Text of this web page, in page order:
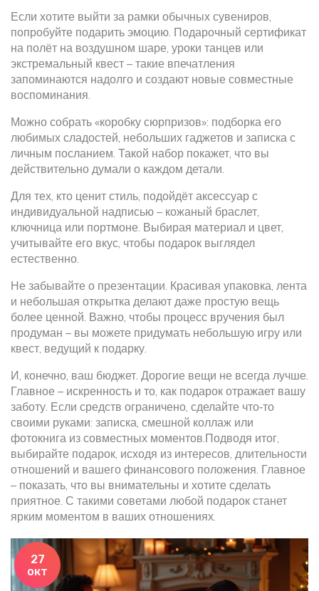
Если хотите выйти за рамки обычных сувениров,
попробуйте подарить эмоцию. Подарочный сертификат
на полёт на воздушном шаре, уроки танцев или
экстремальный квест – такие впечатления
запоминаются надолго и создают новые совместные
воспоминания.
Можно собрать «коробку сюрпризов»: подборка его
любимых сладостей, небольших гаджетов и записка с
личным посланием. Такой набор покажет, что вы
действительно думали о каждом детали.
Для тех, кто ценит стиль, подойдёт аксессуар с
индивидуальной надписью – кожаный браслет,
ключница или портмоне. Выбирая материал и цвет,
учитывайте его вкус, чтобы подарок выглядел
естественно.
Не забывайте о презентации. Красивая упаковка, лента
и небольшая открытка делают даже простую вещь
более ценной. Важно, чтобы процесс вручения был
продуман – вы можете придумать небольшую игру или
квест, ведущий к подарку.
И, конечно, ваш бюджет. Дорогие вещи не всегда лучше.
Главное – искренность и то, как подарок отражает вашу
заботу. Если средств ограничено, сделайте что‑то
своими руками: записка, смешной коллаж или
фотокнига из совместных моментов.Подводя итог,
выбирайте подарок, исходя из интересов, длительности
отношений и вашего финансового положения. Главное
– показать, что вы внимательны и хотите сделать
приятное. С такими советами любой подарок станет
ярким моментом в ваших отношениях.
27
окт